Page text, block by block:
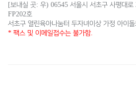
[보내실 곳: 우) 06545 서울시 서초구 사평대로
FP202호
서초구 열린육아나눔터 두자녀이상 가정 아이
* 팩스 및 이메일접수는 불가함